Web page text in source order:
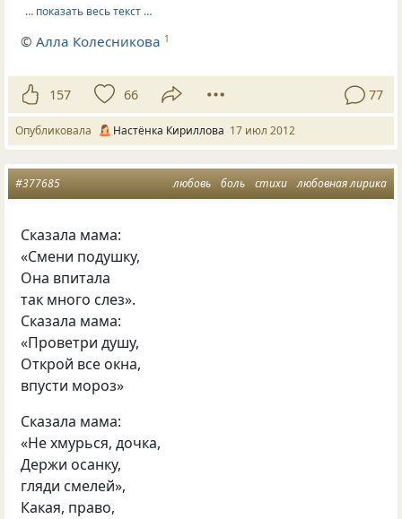
… показать весь текст …
©Алла Колесникова 1
157 66 77
Опубликовала Настёнка Кириллова 17 июл 2012
любовь боль стихи любовная лирика
#377685
Сказала мама:
«Смени подушку,
Она впитала
так много слез».
Сказала мама:
«Проветри душу,
Открой все окна,
впусти мороз»
Сказала мама:
«Не хмурься, дочка,
Держи осанку,
гляди смелей»,
Какая, право,